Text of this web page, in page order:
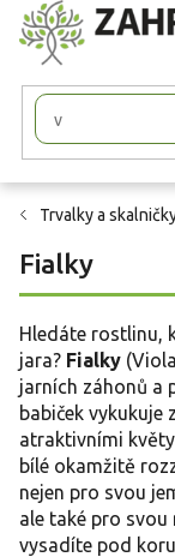
Přejít
na
obsah
Trvalky a
Fialky
Hledáte rostlinu,
jara? Fialky
jarních záhonů a
babiček vykukuje
atraktivními
bílé okamžitě
nejen pro svou
ale také pro
vysadíte pod